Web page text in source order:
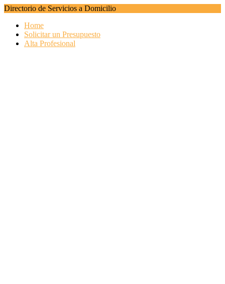
Directorio de Servicios a Domicilio
Home
Solicitar un Presupuesto
Alta Profesional